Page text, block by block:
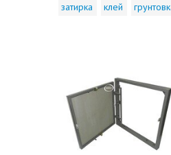
затирка клей